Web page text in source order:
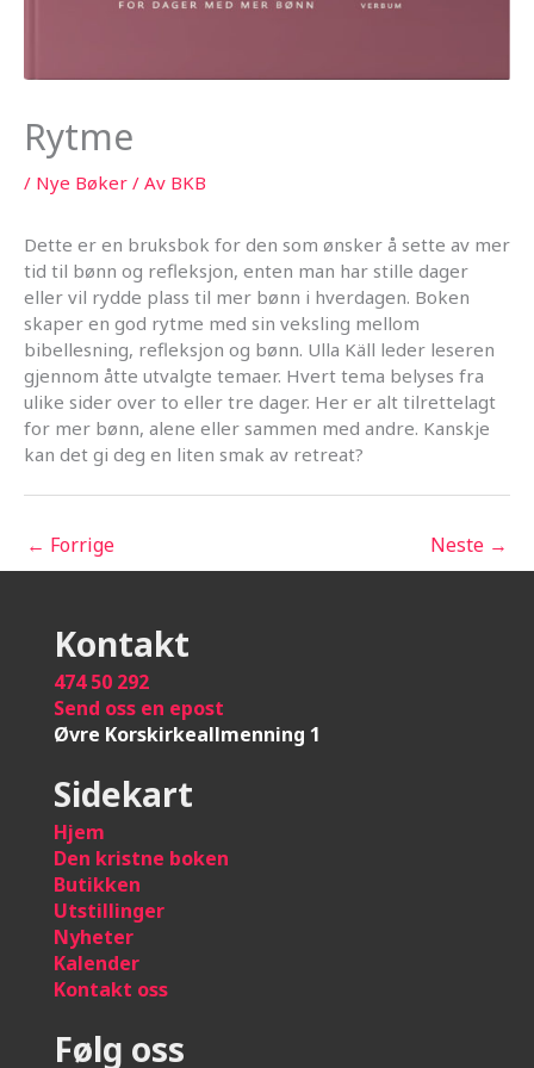
Rytme
/ Nye Bøker / Av BKB
Dette er en bruksbok for den som ønsker å sette av mer
tid til bønn og refleksjon, enten man har stille dager
eller vil rydde plass til mer bønn i hverdagen. Boken
skaper en god rytme med sin veksling mellom
bibellesning, refleksjon og bønn. Ulla Käll leder leseren
gjennom åtte utvalgte temaer. Hvert tema belyses fra
ulike sider over to eller tre dager. Her er alt tilrettelagt
for mer bønn, alene eller sammen med andre. Kanskje
kan det gi deg en liten smak av retreat?
← Forrige Neste →
Kontakt
474 50 292
Send oss en epost
Øvre Korskirkeallmenning 1
Sidekart
Hjem
Den kristne boken
Butikken
Utstillinger
Nyheter
Kalender
Kontakt oss
Følg oss